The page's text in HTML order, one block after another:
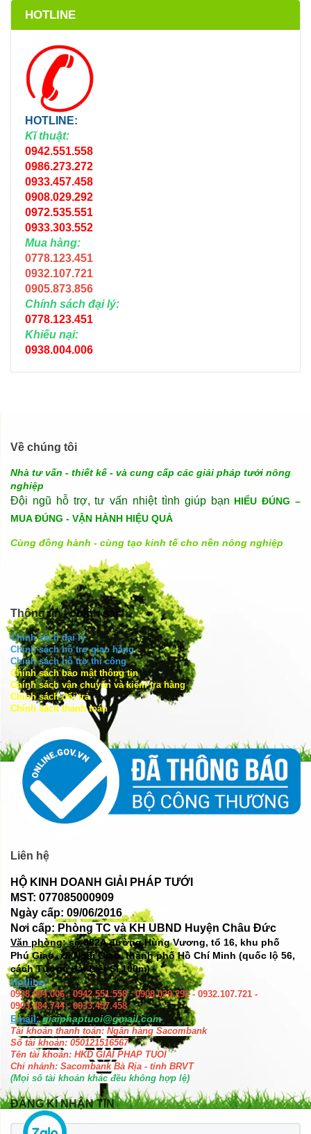
HOTLINE
HOTLINE:
Kĩ thuật:
0942.551.558
0986.273.272
0933.457.458
0908.029.292
0972.535.551
0933.303.552
Mua hàng:
0778.123.451
0932.107.721
0905.873.856
Chính sách đại lý:
0778.123.451
Khiếu nại:
0938.004.006
Về chúng tôi
Nhà tư vấn - thiết kế - và cung cấp các giải pháp tưới nông
nghiệp
Đội ngũ hỗ trợ, tư vấn nhiệt tình giúp bạn HIỂU ĐÚNG –
MUA ĐÚNG - VẬN HÀNH HIỆU QUẢ
Cùng đồng hành - cùng tạo kinh tế cho nền nông nghiệp
Thông tin - chính sách
Chính sách đại lý
Chính sách hỗ trợ giao hàng
Chính sách hỗ trợ thi công
Chính sách bảo mật thông tin
Chính sách vận chuyển và kiểm tra hàng
Chính sách đổi trả
Chính sách thanh toán
Liên hệ
HỘ KINH DOANH GIẢI PHÁP TƯỚI
MST: 077085000909
Ngày cấp: 09/06/2016
Nơi cấp: Phòng TC và KH UBND Huyện Châu Đức
Văn phòng: số382A đường Hùng Vương, tổ 16, khu phố
Phú Giao, xã Ngãi Giao, thành phố Hồ Chí Minh (quốc lộ 56,
cách Tượng đài Liệt Sĩ 100m)
Hotline:
0938.004.006 - 0942.551.558 - 0908.029.292 - 0932.107.721 -
0903.484.744 - 0933.457.458
Email: giaiphaptuoi@gmail.com
Tài khoản thanh toán: Ngân hàng Sacombank
Số tài khoản: 050121516567
Tên tài khoản: HKD GIAI PHAP TUOI
Chi nhánh: Sacombank Bà Rịa - tỉnh BRVT
(Mọi số tài khoản khác đều không hợp lệ)
ĐĂNG KÍ NHẬN TIN